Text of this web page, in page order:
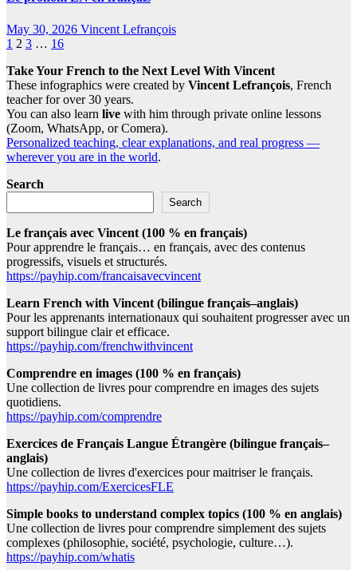
May 30, 2026 Vincent Lefrançois
Posts
pagination
1 2 3 … 16
Take Your French to the Next Level With Vincent
These infographics were created by Vincent Lefrançois, French
teacher for over 30 years.
You can also learn live with him through private online lessons
(Zoom, WhatsApp, or Comera).
Personalized teaching, clear explanations, and real progress —
wherever you are in the world.
Search
Search
Le français avec Vincent (100 % en français)
Pour apprendre le français… en français, avec des contenus
progressifs, visuels et structurés.
https://payhip.com/francaisavecvincent
Learn French with Vincent (bilingue français–anglais)
Pour les apprenants internationaux qui souhaitent progresser avec un
support bilingue clair et efficace.
https://payhip.com/frenchwithvincent
Comprendre en images (100 % en français)
Une collection de livres pour comprendre en images des sujets
quotidiens.
https://payhip.com/comprendre
Exercices de Français Langue Étrangère (bilingue français–
anglais)
Une collection de livres d'exercices pour maitriser le français.
https://payhip.com/ExercicesFLE
Simple books to understand complex topics (100 % en anglais)
Une collection de livres pour comprendre simplement des sujets
complexes (philosophie, société, psychologie, culture…).
https://payhip.com/whatis